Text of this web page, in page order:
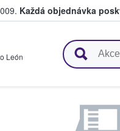
Každá objednávka
prodávají
León